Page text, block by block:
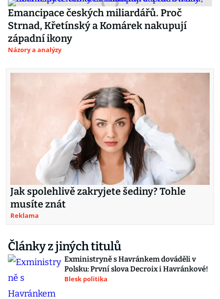
Emancipace českých miliardářů. Proč
Strnad, Křetínský a Komárek nakupují
západní ikony
Názory a analýzy
Jak spolehlivě zakryjete šediny? Tohle
musíte znát
Reklama
Články z jiných titulů
Exministryně s Havránkem dováděli v
Polsku: První slova Decroix i Havránkové!
Blesk politika